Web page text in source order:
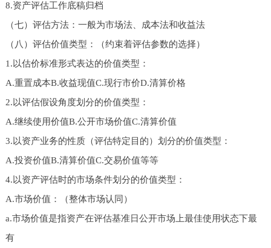
8.资产评估工作底稿归档
（七）评估方法：一般为市场法、成本法和收益法
（八）评估价值类型：（约束着评估参数的选择）
1.以估价标准形式表达的价值类型：
A.重置成本B.收益现值C.现行市价D.清算价格
2.以评估假设角度划分的价值类型：
A.继续使用价值B.公开市场价值C.清算价值
3.以资产业务的性质（评估特定目的）划分的价值类型：
A.投资价值B.清算价值C.交易价值等等
4.以资产评估时的市场条件划分的价值类型：
A.市场价值：（整体市场认同）
a.市场价值是指资产在评估基准日公开市场上最佳使用状态下最
有